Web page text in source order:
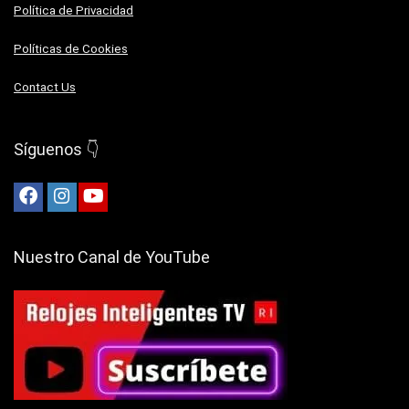
Política de Privacidad
Políticas de Cookies
Contact Us
Síguenos 👇
Nuestro Canal de YouTube